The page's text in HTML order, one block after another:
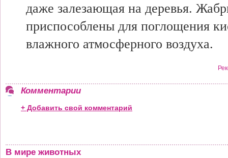
даже залезающая на деревья.
приспособлены для поглощения
влажного атмосферного воздуха.
Комментарии
+ Добавить свой комментарий
В мире животных